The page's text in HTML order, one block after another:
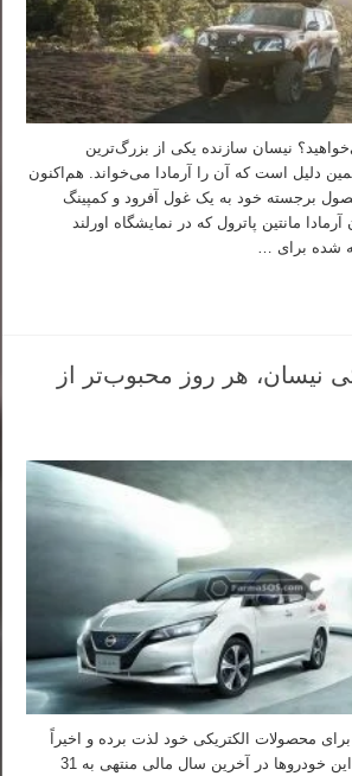
نیسان سازنده یکی از بزرگ‌ترین
دلیل است که آن را آرمادا می‌خواند. هم‌اکنون
برجسته خود به یک غول آفرود و کمپینگ
مانتین پاترول که در نمایشگاه اورلند
شده برای …
نیسان، هر روز محبوب‌تر از
محصولات الکتریکی خود لذت برده و اخیراً
گزارش کرده که فروش این خودروها در آخرین سال مالی منتهی به 31